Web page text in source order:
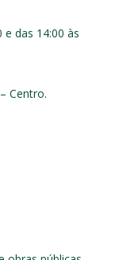
e das 14:00 às
Centro.